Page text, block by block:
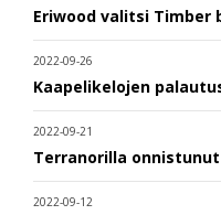
Eriwood valitsi Timber
2022-09-26
Kaapelikelojen
2022-09-21
Terranorilla
2022-09-12